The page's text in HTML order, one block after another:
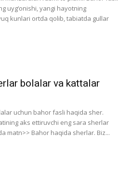
uyg‘onishi, yangi hayotning
kunlari ortda qolib, tabiatda gullar
bolalar va kattalar
uchun bahor fasli haqida sher.
aks ettiruvchi eng sara sherlar
matn>> Bahor haqida sherlar. Biz...